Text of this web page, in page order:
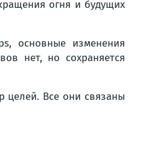
огня и будущих
основные изменения
нет, но сохраняется
целей. Все они связаны